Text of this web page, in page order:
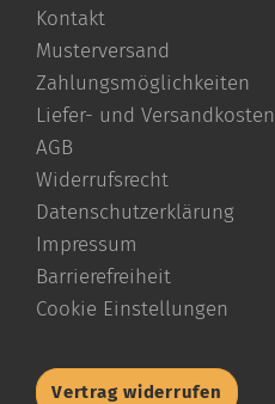
Kontakt
Musterversand
Zahlungsmöglichkeiten
Liefer- und Versandkosten
AGB
Widerrufsrecht
Datenschutzerklärung
Impressum
Barrierefreiheit
Cookie Einstellungen
Vertrag widerrufen